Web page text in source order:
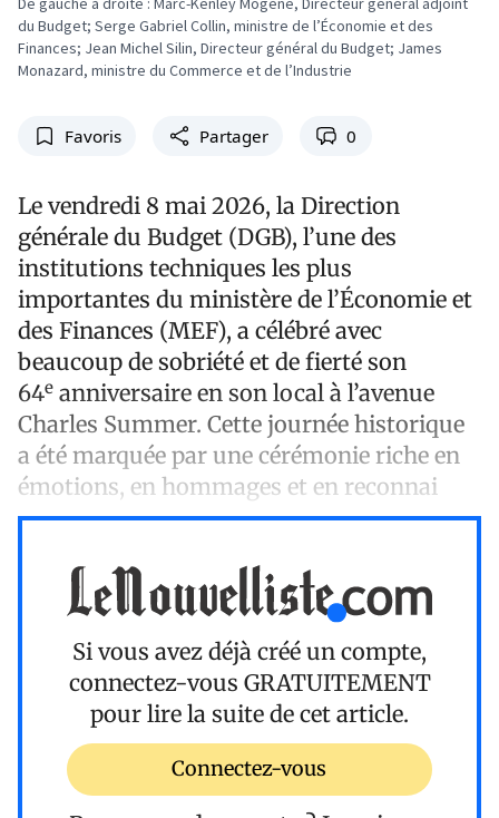
du Budget; Serge Gabriel Collin, ministre de l’Économie et des
Finances; Jean Michel Silin, Directeur général du Budget; James
Monazard, ministre du Commerce et de l’Industrie
Favoris Partager 0
Le vendredi 8 mai 2026, la Direction
générale du Budget (DGB), l’une des
institutions techniques les plus
importantes du ministère de l’Économie et
des Finances (MEF), a célébré avec
beaucoup de sobriété et de fierté son
64e anniversaire en son local à l’avenue
Charles Summer. Cette journée historique
a été marquée par une cérémonie riche en
émotions, en hommages et en reconnai
Si vous avez déjà créé un compte,
connectez-vous GRATUITEMENT
pour lire la suite de cet article.
Connectez-vous